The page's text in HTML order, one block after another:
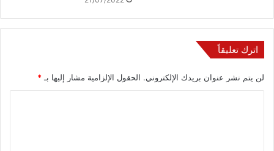
اترك تعليقاً
لن يتم نشر عنوان بريدك الإلكتروني. الحقول الإلزامية مشار إليها بـ*